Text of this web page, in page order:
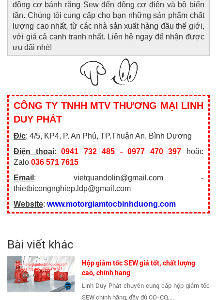
động cơ bánh răng Sew đến động cơ điện và bộ biến
tần. Chúng tôi cung cấp cho bạn những sản phẩm chất
lượng cao nhất, từ các nhà sản xuất hàng đầu thế giới,
với giá cả cạnh tranh nhất. Liên hệ ngay để nhận được
ưu đãi nhé!
CÔNG TY TNHH MTV THƯƠNG MẠI LINH
DUY PHÁT
Đ/c: 4/5, KP4, P. An Phú, TP.Thuận An, Bình Dương
Điện thoại:0941 732 485 - 0977 470 397 hoặc
Zalo 036 571 7615
Email : vietquandolin@gmail.com -
thietbicongnghiep.ldp@gmail.com
Website: www.motorgiamtocbinhduong.com
Bài viết khác
Hộp giảm tốc SEW giá tốt, chất lượng
cao, chính hãng
Linh Duy Phát chuyên cung cấp hộp giảm tốc
SEW chính hãng, đầy đủ CO-CQ,...